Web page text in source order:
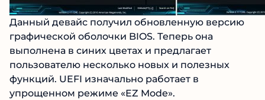
Данный девайс получил обновленную версию
графической оболочки BIOS. Теперь она
выполнена в синих цветах и предлагает
пользователю несколько новых и полезных
функций. UEFI изначально работает в
упрощенном режиме «EZ Mode».